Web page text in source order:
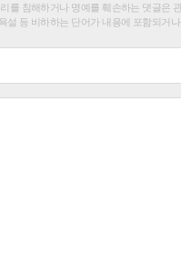
를 침해하거나 명예를 훼손하는 댓글은
설 등 비하하는 단어가 내용에 포함되거